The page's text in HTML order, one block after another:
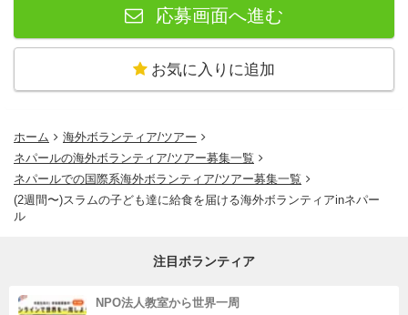
圧力をかけているような側面もあります。分かりあうこと
は難しくても、「互いに完全に分かり合えないこと」だけ
を分かり合って、共に在ることは、きっとできます。共生
よりも、共在(ともにあること)を目指して。
「きのうはおわり、きょうからまたあたらしい」
自分が変わることは、時に怖いことです。今までの自分が
間違っていたかのように思えてしまう隙が生じるからで
す。でもHĀWĀは「今まではこう考えていたけれど、今は
そ、HĀWĀが現場の自己変容の最前線に立つことを怖がり
応募画面へ進む
お気に入りに追加
ホーム
海外ボランティア/ツアー
ネパールの海外ボランティア/ツアー募集一覧
ネパールでの国際系海外ボランティア/ツアー募集一覧
(2週間〜)スラムの子ども達に給食を届ける海外ボランティアinネパー
ル
注目ボランティア
NPO法人教室から世界一周